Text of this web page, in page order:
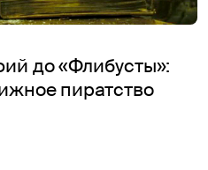
до «Флибусты»:
пиратство